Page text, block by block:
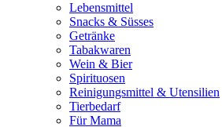
Lebensmittel
Snacks & Süsses
Getränke
Tabakwaren
Wein & Bier
Spirituosen
Reinigungsmittel & Utensilien
Tierbedarf
Für Mama